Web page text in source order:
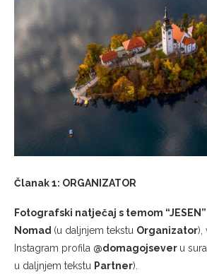
Članak 1: ORGANIZATOR
Fotografski natječaj s temom “JESEN”
Nomad (u daljnjem tekstu Organizator),
Instagram profila @domagojsever u
u daljnjem tekstu Partner).